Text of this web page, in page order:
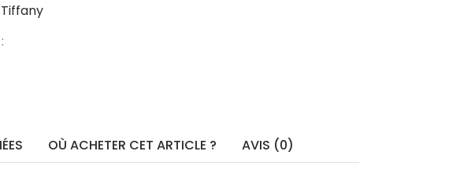
Tiffany
OÙ ACHETER CET ARTICLE ? AVIS (0)